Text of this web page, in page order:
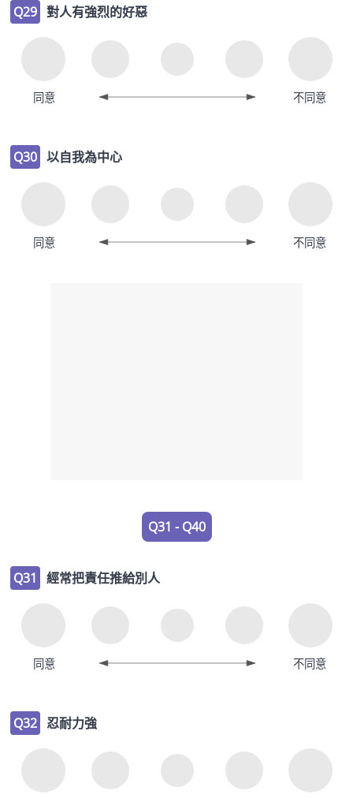
Q29 對人有強烈的好惡
同意 不同意
Q30 以自我為中心
同意 不同意
Q31 - Q40
Q31 經常把責任推給別人
同意 不同意
Q32 忍耐力強